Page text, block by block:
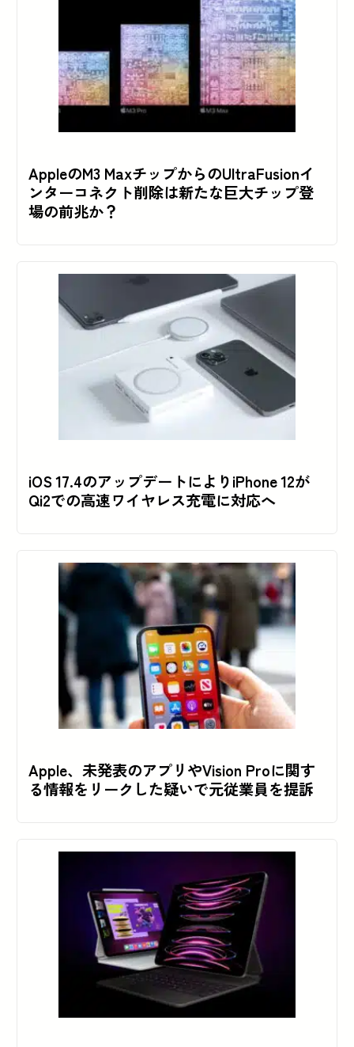
AppleのM3 MaxチップからのUltraFusionイ
ンターコネクト削除は新たな巨大チップ登
場の前兆か？
iOS 17.4のアップデートによりiPhone 12が
Qi2での高速ワイヤレス充電に対応へ
Apple、未発表のアプリやVision Proに関す
る情報をリークした疑いで元従業員を提訴